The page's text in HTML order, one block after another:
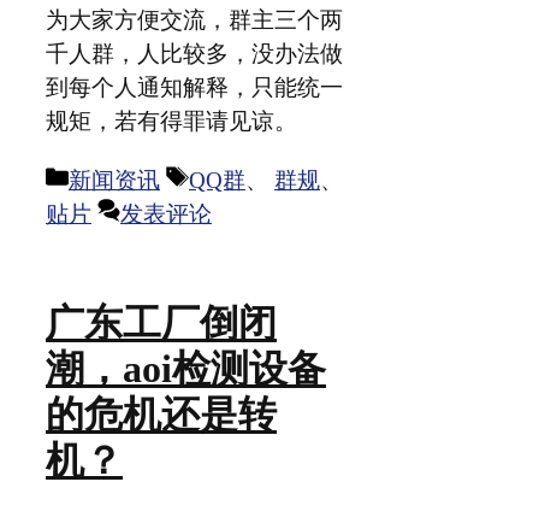
为大家方便交流，群主三个两
千人群，人比较多，没办法做
到每个人通知解释，只能统一
规矩，若有得罪请见谅。
分
类
新闻资讯
标
签
QQ群、 群规、
贴片
发表评论
广东工厂倒闭
潮，aoi检测设备
的危机还是转
机？